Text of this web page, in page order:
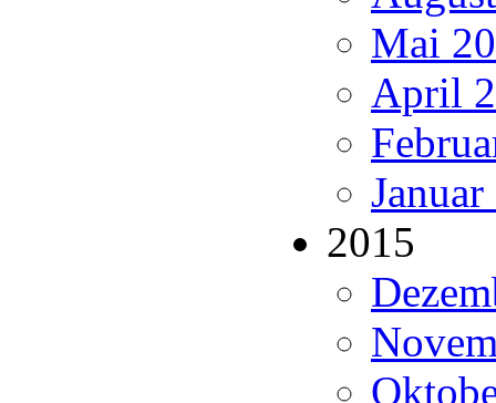
Mai
April
2015